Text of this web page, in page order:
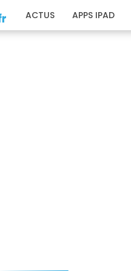
ACTUS APPS IPAD